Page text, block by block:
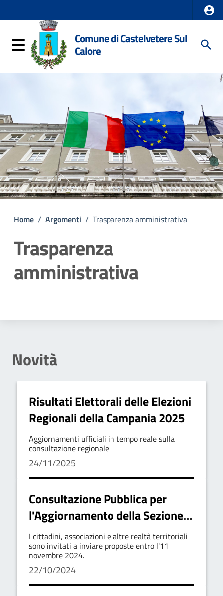
Comune di Castelvetere Sul
Calore
Home / Argomenti / Trasparenza amministrativa
Trasparenza
amministrativa
Novità
Risultati Elettorali delle Elezioni
Regionali della Campania 2025
Aggiornamenti ufficiali in tempo reale sulla
consultazione regionale
24/11/2025
Consultazione Pubblica per
l'Aggiornamento della Sezione
"Rischi Corruttivi e
Trasparenza" del PIAO 2025-
2027 del Comune di
Castelvetere sul Calore
I cittadini, associazioni e altre realtà territoriali
sono invitati a inviare proposte entro l'11
novembre 2024.
22/10/2024